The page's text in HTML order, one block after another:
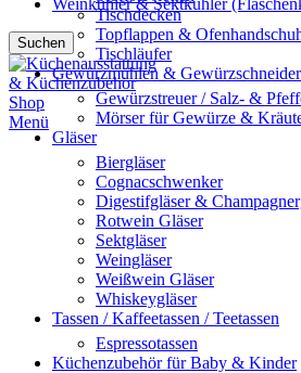
Weinkühler & Sektkühler
Suchen
Menü
Tischdecken
Topflappen &
Tischläufer
Gewürzmühlen & Gewürzschneider
Gewürzstreuer / Salz- &
Mörser für Gewürze &
Gläser
Biergläser
Cognacschwenker
Digestifgläser &
Rotwein Gläser
Sektgläser
Weingläser
Weißwein Gläser
Whiskeygläser
Tassen / Kaffeetassen / Teetassen
Espressotassen
Küchenzubehör für Baby & Kinder